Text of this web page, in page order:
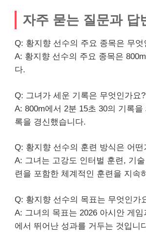
자주 묻는 질문과 답
Q: 황지향 선수의 주요 종목은 무엇
A: 황지향 선수의 주요 종목은
다.
Q: 그녀가 세운 기록은 무엇인가요?
A: 800m에서 2분 15초 30의 기록을
록을 경신했습니다.
Q: 황지향 선수의 훈련 방식은 어떤
A: 그녀는 고강도 인터벌 훈련, 기
련을 포함한 체계적인 훈련을 지속
Q: 황지향 선수의 목표는 무엇인가
A: 그녀의 목표는 2026 아시안 게임
에서 뛰어난 성과를 거두는 것입니